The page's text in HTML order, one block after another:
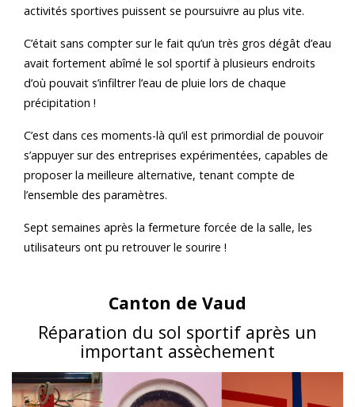
activités sportives puissent se poursuivre au plus vite.
C’était sans compter sur le fait qu’un très gros dégât d’eau
avait fortement abîmé le sol sportif à plusieurs endroits
d’où pouvait s’infiltrer l’eau de pluie lors de chaque
précipitation !
C’est dans ces moments-là qu’il est primordial de pouvoir
s’appuyer sur des entreprises expérimentées, capables de
proposer la meilleure alternative, tenant compte de
l’ensemble des paramètres.
Sept semaines après la fermeture forcée de la salle, les
utilisateurs ont pu retrouver le sourire !
Canton de Vaud
Réparation du sol sportif après un
important assèchement